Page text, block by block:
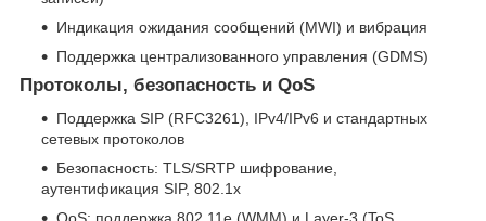
Индикация ожидания сообщений (MWI) и вибрация
Поддержка централизованного управления (GDMS)
Протоколы, безопасность и QoS
Поддержка SIP (RFC3261), IPv4/IPv6 и стандартных
сетевых протоколов
Безопасность: TLS/SRTP шифрование,
аутентификация SIP, 802.1x